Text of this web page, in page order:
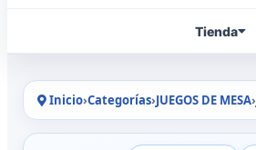
Tienda
Inicio›Categorías›JUEGOS DE MESA›